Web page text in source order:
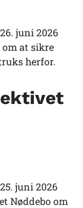
juni 2026
at sikre
herfor.
juni 2026
Nøddebo om